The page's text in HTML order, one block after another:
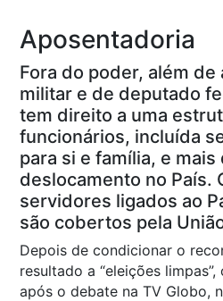
Aposentadoria
Fora do poder, além
militar e de deputado
tem direito a uma
funcionários, incluída
para si e família, e
deslocamento no País.
servidores ligados ao
são cobertos pela
Depois de condicionar o
resultado a “eleições
após o debate na TV Globo,